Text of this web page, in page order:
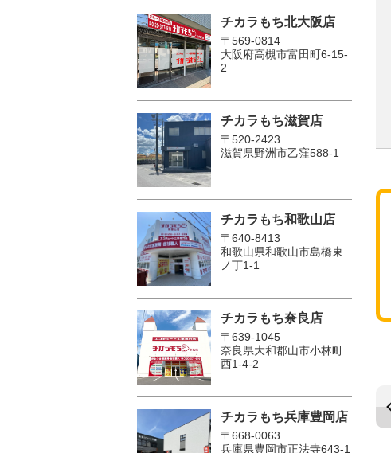
チカラもち北大阪店
〒569-0814
大阪府高槻市富田町6-15-
2
チカラもち滋賀店
〒520-2423
滋賀県野洲市乙窪588-1
チカラもち和歌山店
〒640-8413
和歌山県和歌山市島橋東
ノ丁1-1
チカラもち奈良店
〒639-1045
奈良県大和郡山市小林町
西1-4-2
チカラもち兵庫豊岡店
〒668-0063
兵庫県豊岡市正法寺643-1